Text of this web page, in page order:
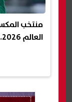
منتخب
العالم 2026.. الشباك النظيفة الوحيدة بالمونديال